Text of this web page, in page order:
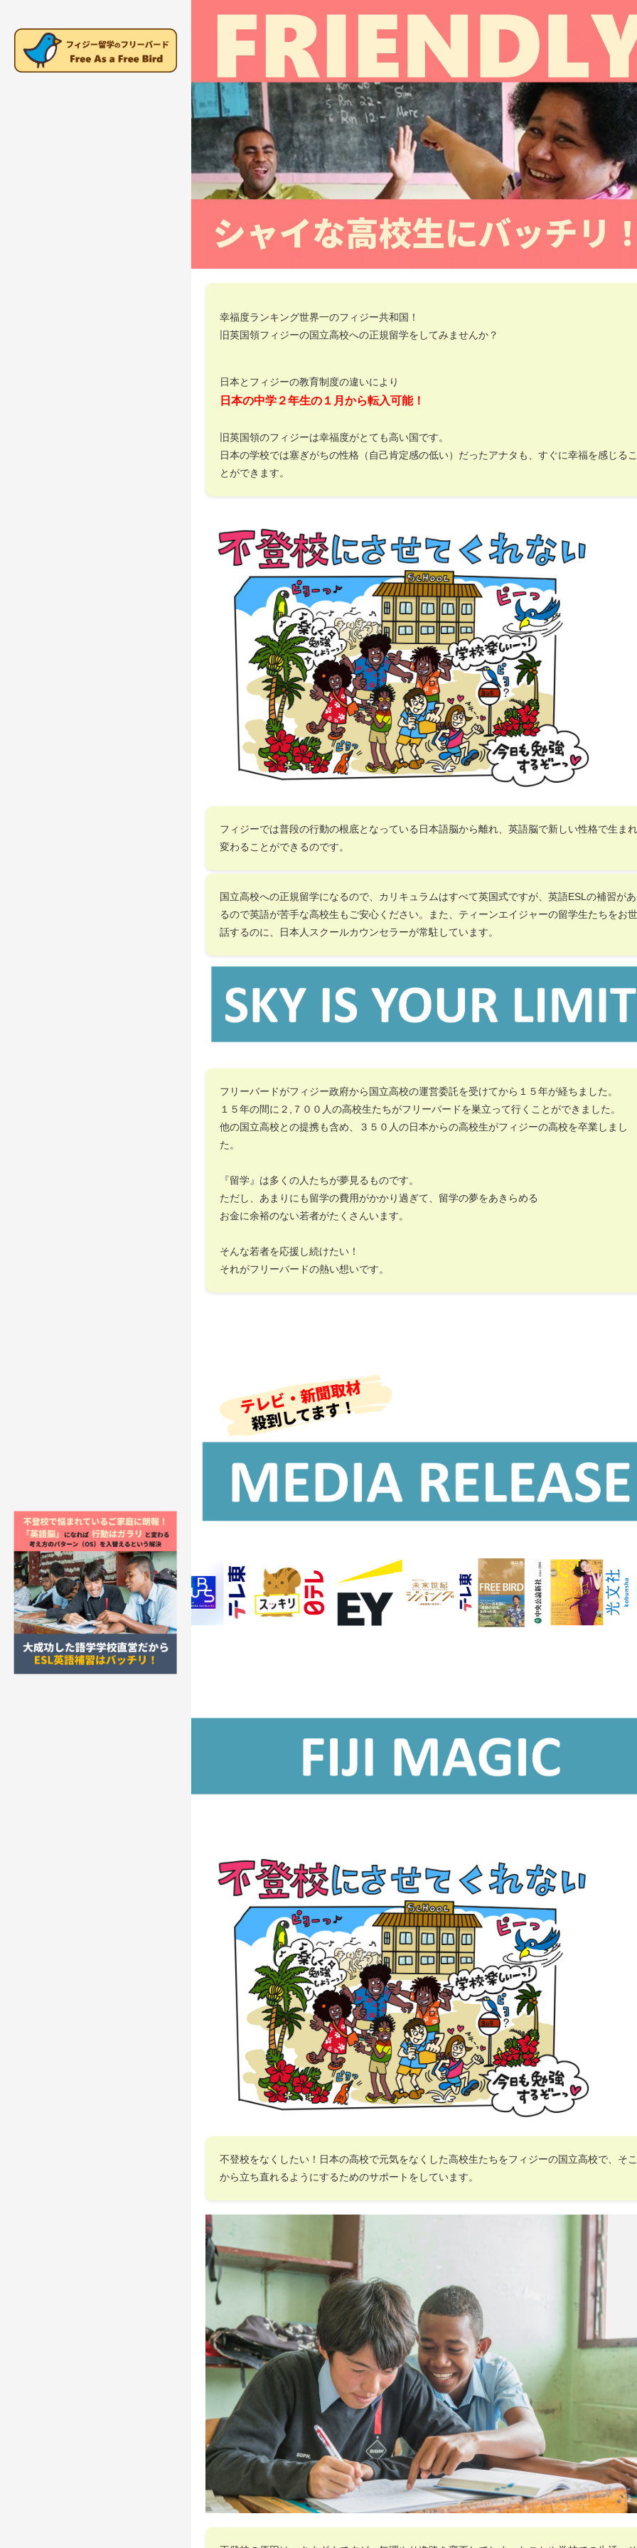
幸福度ランキング世界一のフィジー共和国！
旧英国領フィジーの国立高校への正規留学をしてみませんか？
日本とフィジーの教育制度の違いにより
日本の中学２年生の１月から転入可能！
旧英国領のフィジーは幸福度がとても高い国です。
日本の学校では塞ぎがちの性格（自己肯定感の低い）だったアナタも、すぐに幸福を感じるこ
とができます。
フィジーでは普段の行動の根底となっている日本語脳から離れ、英語脳で新しい性格で生まれ
変わることができるのです。
国立高校への正規留学になるので、カリキュラムはすべて英国式ですが、英語ESLの補習があ
るので英語が苦手な高校生もご安心ください。また、ティーンエイジャーの留学生たちをお世
話するのに、日本人スクールカウンセラーが常駐しています。
フリーバードがフィジー政府から国立高校の運営委託を受けてから１５年が経ちました。
１５年の間に２,７００人の高校生たちがフリーバードを巣立って行くことができました。
他の国立高校との提携も含め、３５０人の日本からの高校生がフィジーの高校を卒業しまし
た。
『留学』は多くの人たちが夢見るものです。
ただし、あまりにも留学の費用がかかり過ぎて、留学の夢をあきらめる
お金に余裕のない若者がたくさんいます。
そんな若者を応援し続けたい！
それがフリーバードの熱い想いです。
不登校をなくしたい！日本の高校で元気をなくした高校生たちをフィジーの国立高校で、そこ
から立ち直れるようにするためのサポートをしています。